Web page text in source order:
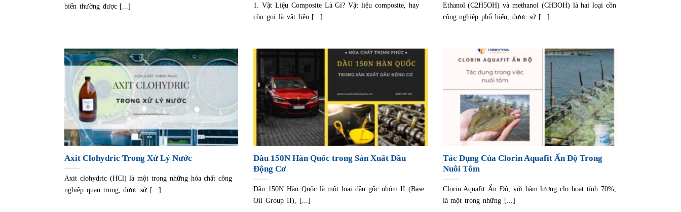
biến thường được [...]
1. Vật Liệu Composite Là Gì? Vật liệu composite, hay
còn gọi là vật liệu [...]
Ethanol (C2H5OH) và methanol (CH3OH) là hai loại cồn
công nghiệp phổ biến, được sử [...]
Axit Clohydric Trong Xử Lý Nước
Axit clohydric (HCl) là một trong những hóa chất công
nghiệp quan trọng, được sử [...]
Dầu 150N Hàn Quốc trong Sản Xuất Dầu
Động Cơ
Dầu 150N Hàn Quốc là một loại dầu gốc nhóm II (Base
Oil Group II), [...]
Tác Dụng Của Clorin Aquafit Ấn Độ Trong
Nuôi Tôm
Clorin Aquafit Ấn Độ, với hàm lượng clo hoạt tính 70%,
là một trong những [...]